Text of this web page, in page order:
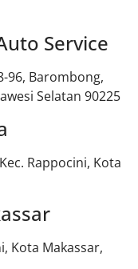
Service
96, Barombong,
Selatan 90225
Rappocini, Kota
Kota Makassar,